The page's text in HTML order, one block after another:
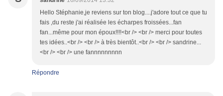
Hello Stéphanie,je reviens sur ton blog....j'adore tout ce que tu
fais ,du reste j'ai réalisée les écharpes froissées...fan
fan...même pour mon époux!!!!<br /> <br /> merci pour toutes
tes idées..<br /> <br /> à très bientôt..<br /> <br /> sandrine...
<br /> <br /> une fannnnnnnnn
Répondre